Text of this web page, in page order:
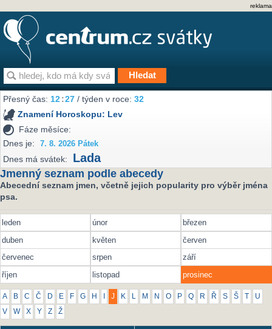
reklama
Přesný čas:12 27 / týden v roce:32
Znamení Horoskopu: Lev
Fáze měsíce:
Dnes je:
7. 8. 2026 Pátek
Dnes má svátek: Lada
Jmenný seznam podle abecedy
Abecední seznam jmen, včetně jejich popularity pro výběr jména
psa.
leden únor
březen
duben
květen
červen
červenec
srpen
září
říjen
listopad prosinec
A B C Č D E F G H J K L M N O P Q R Ř S Š U
V W X Y Z Ž